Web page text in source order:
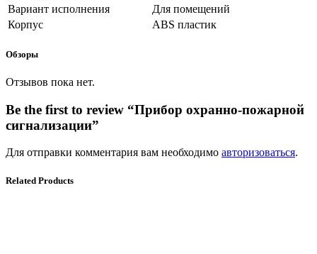
Вариант исполнения
Для помещений
Корпус
ABS пластик
Обзоры
Отзывов пока нет.
Be the first to review “Прибор охранно-пожарной
сигнализации”
Для отправки комментария вам необходимо авторизоваться.
Related Products